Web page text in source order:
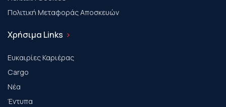
Πολιτική Μεταφοράς Αποσκευών
Χρήσιμα Links
Ευκαιρίες Καριέρας
Cargo
Νέα
Έντυπα